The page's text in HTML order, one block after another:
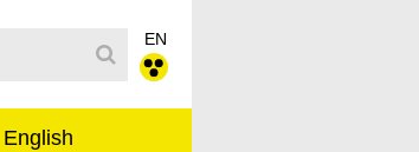
EN
English